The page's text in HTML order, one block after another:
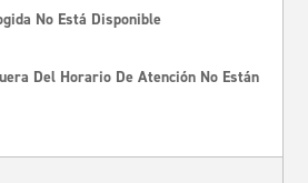
No Está Disponible
Del Horario De Atención No Están